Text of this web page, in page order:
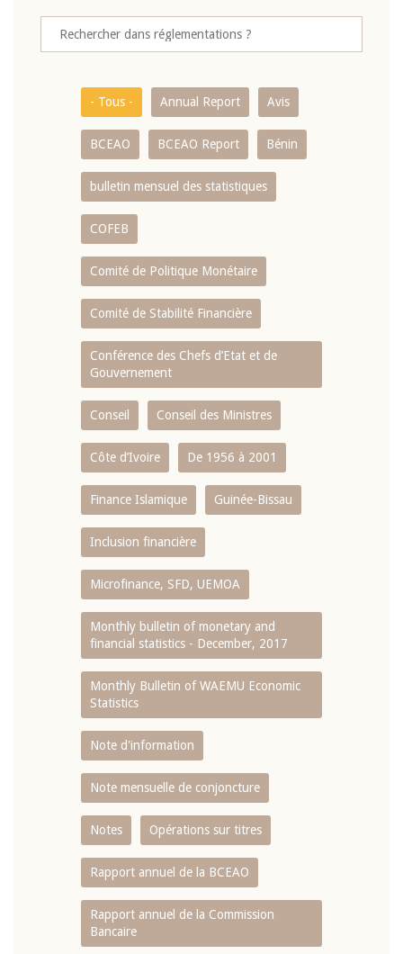
- Tous - Annual Report Avis
BCEAO BCEAO Report Bénin
bulletin mensuel des statistiques
COFEB
Comité de Politique Monétaire
Comité de Stabilité Financière
Conférence des Chefs d’Etat et de
Gouvernement
Conseil Conseil des Ministres
Côte d’Ivoire De 1956 à 2001
Finance Islamique Guinée-Bissau
Inclusion financière
Microfinance, SFD, UEMOA
Monthly bulletin of monetary and
financial statistics - December, 2017
Monthly Bulletin of WAEMU Economic
Statistics
Note d'information
Note mensuelle de conjoncture
Notes Opérations sur titres
Rapport annuel de la BCEAO
Rapport annuel de la Commission
Bancaire